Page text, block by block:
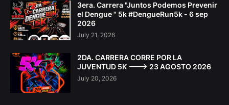
3era. Carrera "Juntos Podemos Prevenir
el Dengue " 5k #DengueRun5k - 6 sep
2026
July 21, 2026
2DA. CARRERA CORRE POR LA
JUVENTUD 5K ---> 23 AGOSTO 2026
July 20, 2026